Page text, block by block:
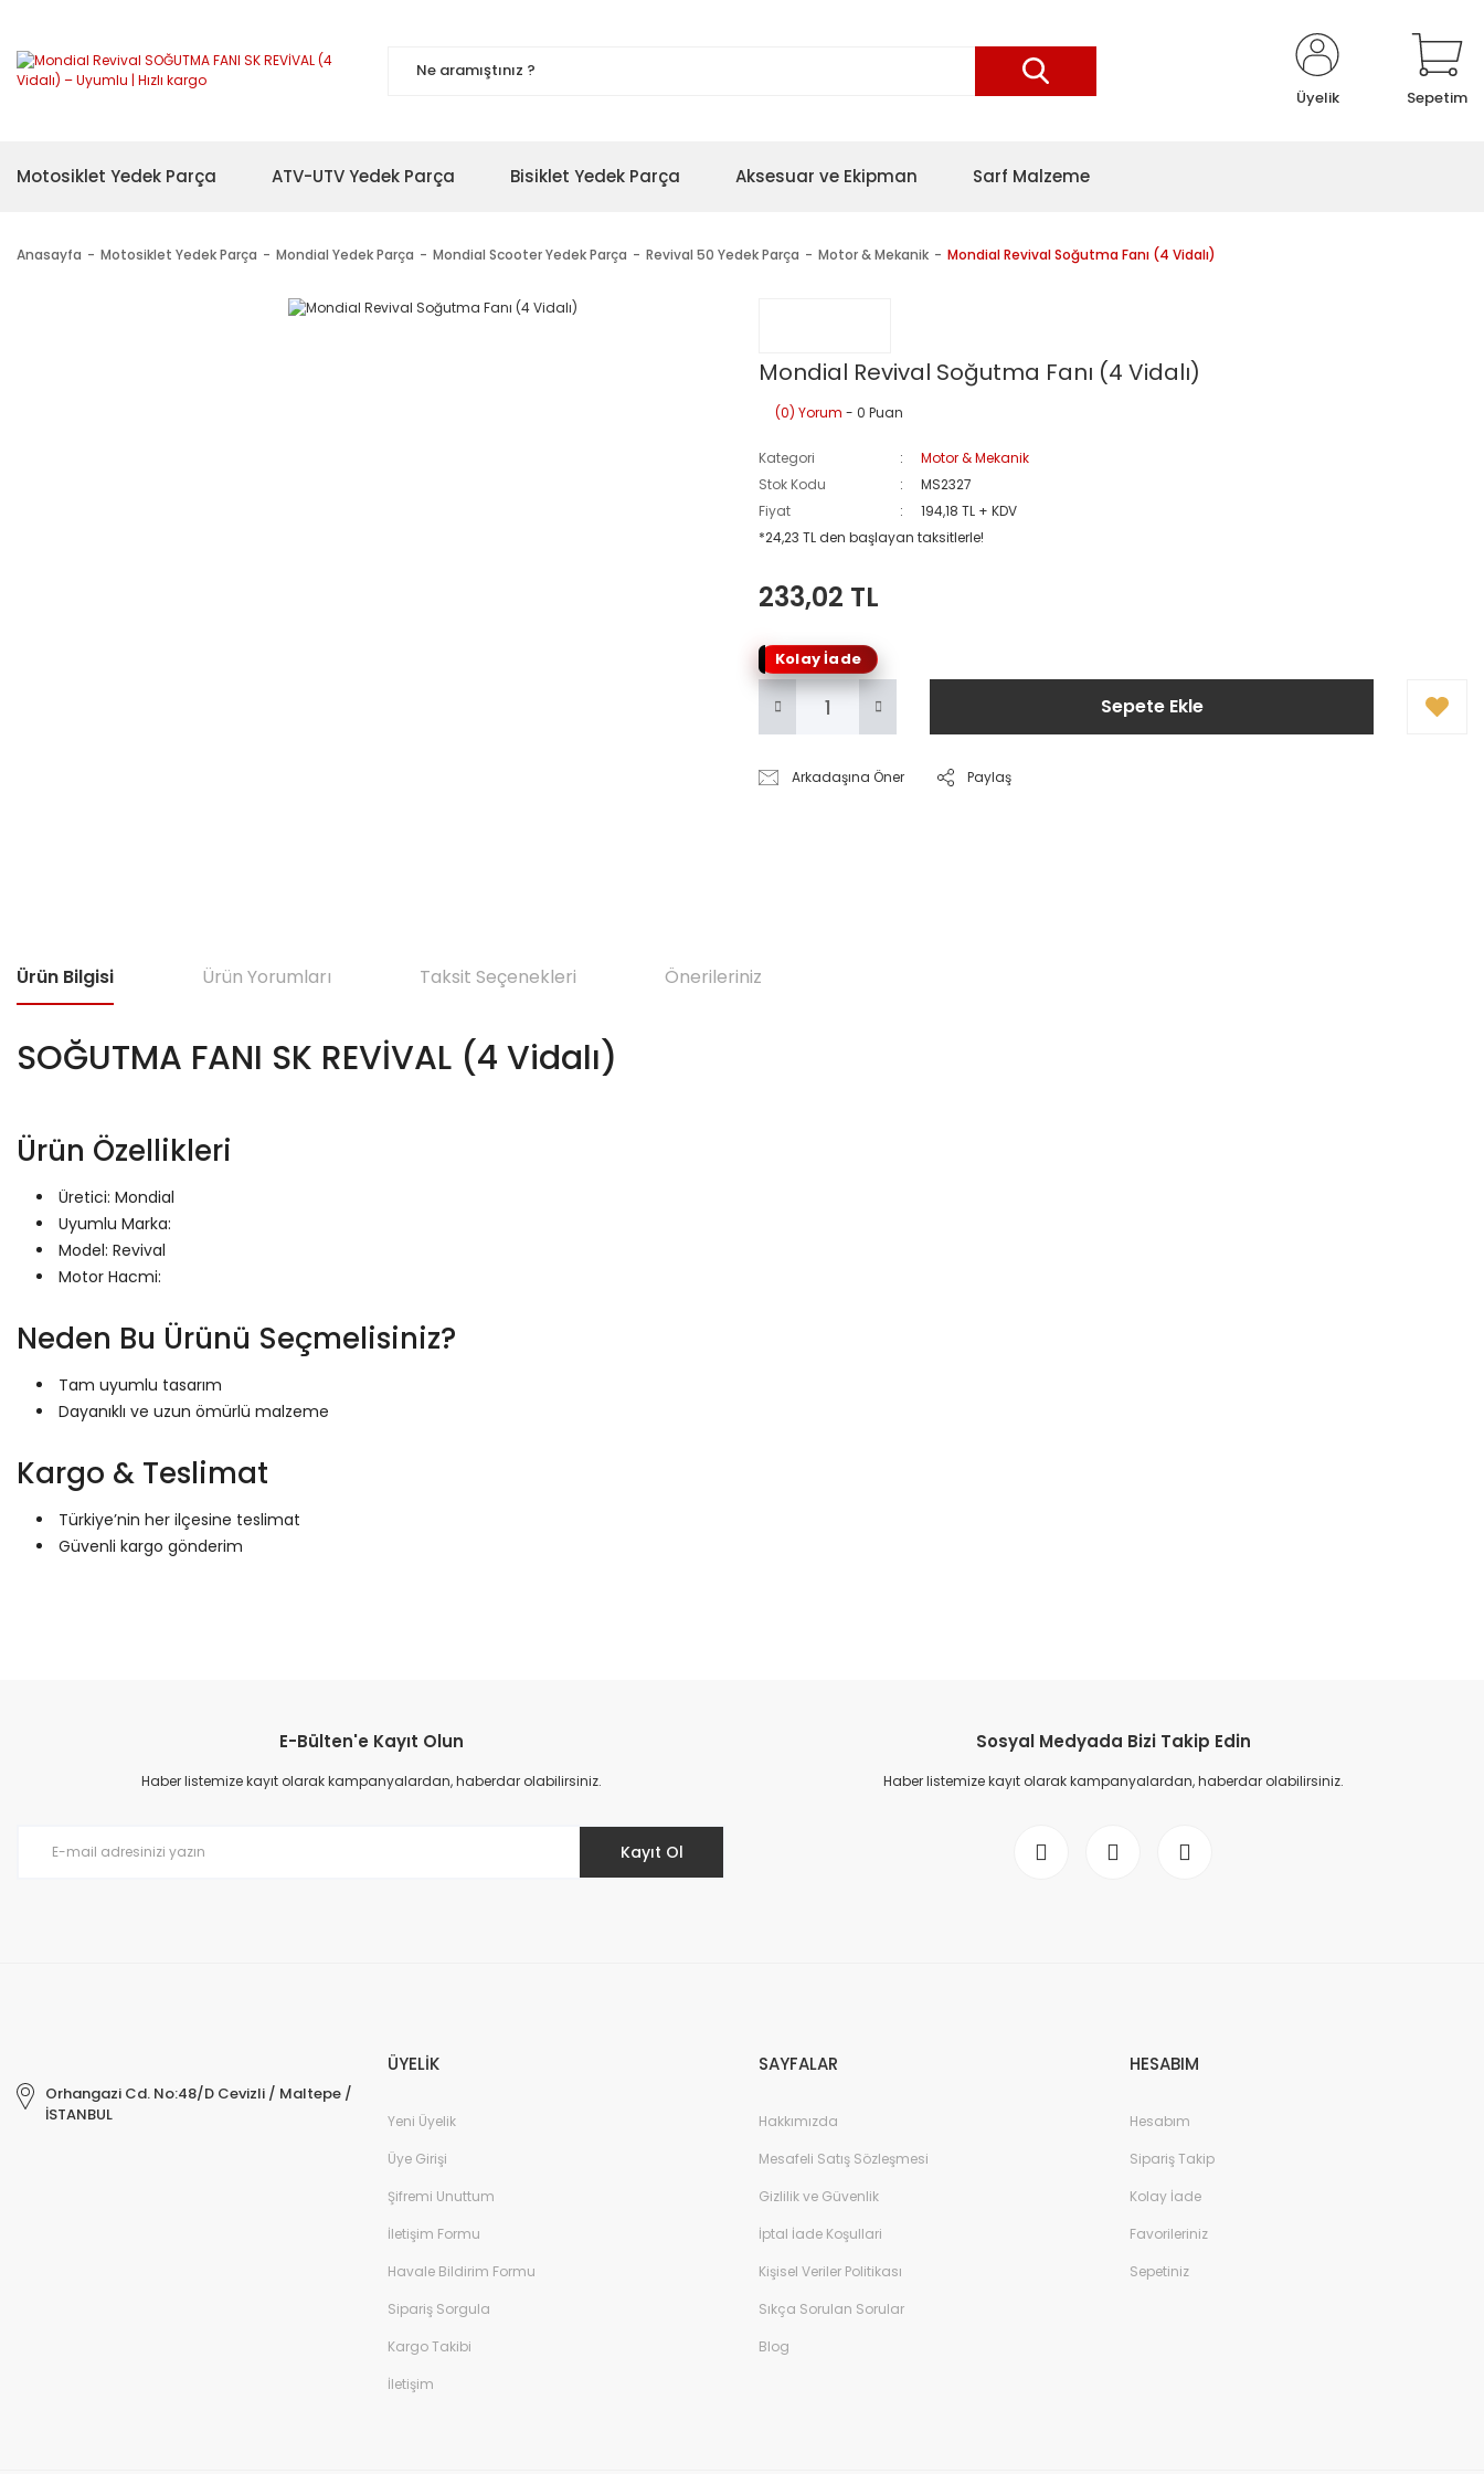
Üyelik Sepetim
Motosiklet Yedek Parça ATV-UTV Yedek Parça Bisiklet Yedek Parça Aksesuar ve Ekipman Sarf Malzeme
Anasayfa Motosiklet Yedek Parça Mondial Yedek Parça Mondial Scooter Yedek Parça Revival 50 Yedek Parça Motor & Mekanik Mondial Revival Soğutma Fanı (4 Vidalı)
Mondial Revival Soğutma Fanı (4 Vidalı)
(0) Yorum - 0 Puan
Kategori
Motor & Mekanik
Stok Kodu
MS2327
Fiyat
194,18 TL + KDV
*24,23 TL den başlayan taksitlerle!
233,02 TL
Kolay İade
Sepete Ekle
Arkadaşına Öner Paylaş
Ürün Bilgisi Ürün Yorumları Taksit Seçenekleri Önerileriniz
SOĞUTMA FANI SK REVİVAL (4 Vidalı)
Ürün Özellikleri
Üretici: Mondial
Uyumlu Marka:
Model: Revival
Motor Hacmi:
Neden Bu Ürünü Seçmelisiniz?
Tam uyumlu tasarım
Dayanıklı ve uzun ömürlü malzeme
Kargo & Teslimat
Türkiye’nin her ilçesine teslimat
Güvenli kargo gönderim
Ürün resmi kalitesiz, bozuk veya görüntülenemiyor.
Ürün açıklamasında eksik bilgiler bulunuyor.
E-Bülten'e Kayıt Olun
Haber listemize kayıt olarak kampanyalardan, haberdar olabilirsiniz.
Kayıt Ol
Sosyal Medyada Bizi Takip Edin
Haber listemize kayıt olarak kampanyalardan, haberdar olabilirsiniz.
Orhangazi Cd. No:48/D Cevizli / Maltepe /
İSTANBUL
ÜYELİK
Yeni Üyelik
Üye Girişi
Şifremi Unuttum
İletişim Formu
Havale Bildirim Formu
Sipariş Sorgula
Kargo Takibi
İletişim
SAYFALAR
Hakkımızda
Mesafeli Satış Sözleşmesi
Gizlilik ve Güvenlik
İptal İade Koşullari
Kişisel Veriler Politikası
Sıkça Sorulan Sorular
Blog
HESABIM
Hesabım
Sipariş Takip
Kolay İade
Favorileriniz
Sepetiniz